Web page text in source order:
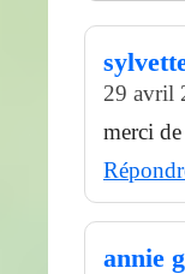
29 avril
merci
annie